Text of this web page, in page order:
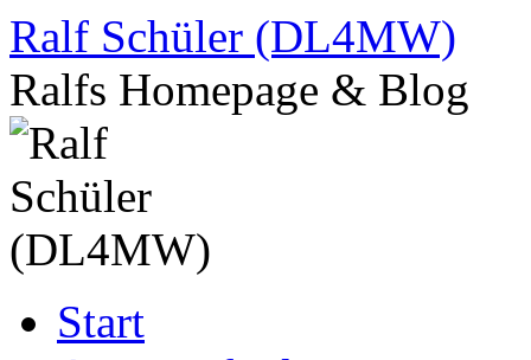
Zum
Inhalt
springen
Ralf Schüler (DL4MW)
Ralfs Homepage & Blog
Start